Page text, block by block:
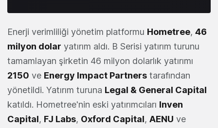
Enerji verimliliği yönetim platformu Hometree, 46
milyon dolar yatırım aldı. B Serisi yatırım turunu
tamamlayan şirketin 46 milyon dolarlık yatırımı
2150 ve Energy Impact Partners tarafından
yönetildi. Yatırım turuna Legal & General Capital
katıldı. Hometree'nin eski yatırımcıları Inven
Capital, FJ Labs, Oxford Capital, AENU ve